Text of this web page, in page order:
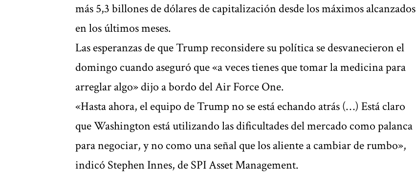
más 5,3 billones de dólares de capitalización desde los máximos alcanzados
en los últimos meses.
Las esperanzas de que Trump reconsidere su política se desvanecieron el
domingo cuando aseguró que «a veces tienes que tomar la medicina para
arreglar algo» dijo a bordo del Air Force One.
«Hasta ahora, el equipo de Trump no se está echando atrás (…) Está claro
que Washington está utilizando las dificultades del mercado como palanca
para negociar, y no como una señal que los aliente a cambiar de rumbo»,
indicó Stephen Innes, de SPI Asset Management.